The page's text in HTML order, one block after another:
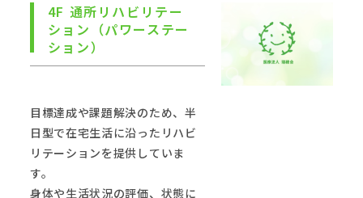
4F 通所リハビリテー
ション（パワーステー
ション）
目標達成や課題解決のため、半
日型で在宅生活に沿ったリハビ
リテーションを提供していま
す。
身体や生活状況の評価、状態に